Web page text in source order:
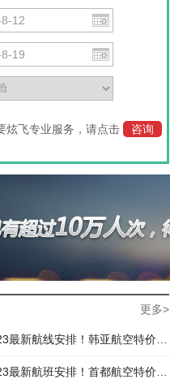
炫飞专业服务，请点击 咨询
更多>
安排！韩亚航空特价商务舱预订火热抢购中
班安排！首都航空特价商务舱火热抢购中